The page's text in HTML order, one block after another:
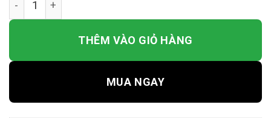
THÊM VÀO GIỎ HÀNG
MUA NGAY